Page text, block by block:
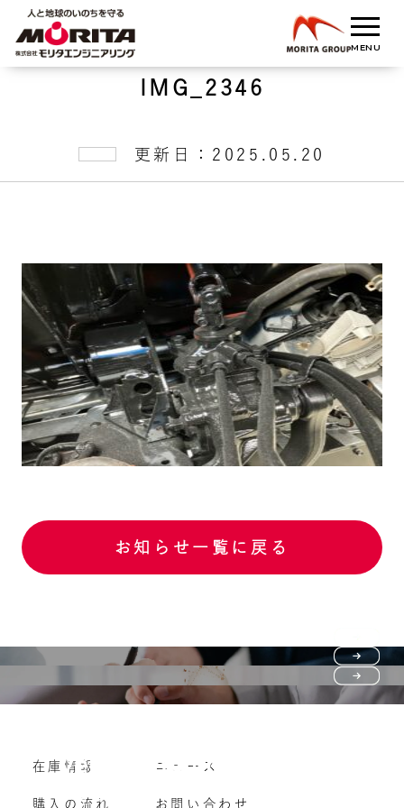
IMG_2346
更新日：2025.05.20
お知らせ一覧に戻る
購入の流れ
よくいただくご質問
Vehicle purchase
車両買い取り
在庫情報
購入の流れ
ニュース
お問い合わせ